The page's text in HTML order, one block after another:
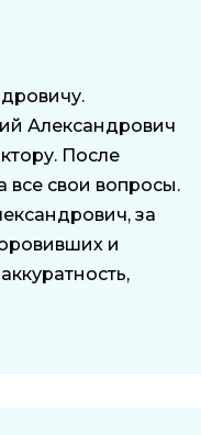
Александрович
После
все свои вопросы.
за
и